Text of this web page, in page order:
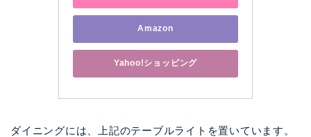
Amazon
Yahoo!ショッピング
ダイニングには、上記のテーブルライトを置いています。